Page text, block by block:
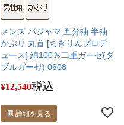
メンズ パジャマ 五分袖 半袖
かぶり 丸首 [ちきりんプロデ
ュース] 綿100％二重ガーゼ(ダ
ブルガーゼ) 0608
¥12,540税込
詳細を見る